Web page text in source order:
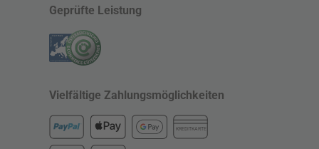
Geprüfte Leistung
Vielfältige Zahlungsmöglichkeiten
KREDITKARTE